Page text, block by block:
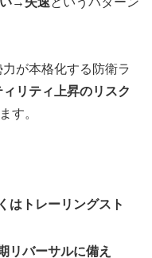
が本格化する防衛ラ
リティ上昇のリスク
す。
はトレーリングスト
リバーサルに備え